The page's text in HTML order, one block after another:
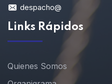
despacho@
Links Rápidos
Quienes Somos